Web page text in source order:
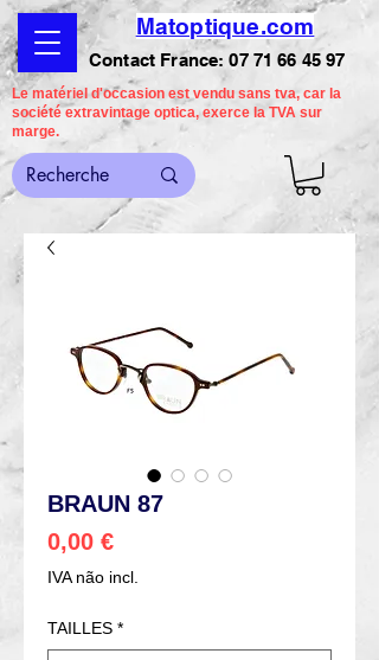
Matoptique.com
Contact France:07 71 66 45 97
Le matériel d'occasion est vendu sans tva, car la
société extravintage optica, exerce la TVA sur
marge.
BRAUN 87
0,00 €Preço
IVA não incl.
TAILLES *